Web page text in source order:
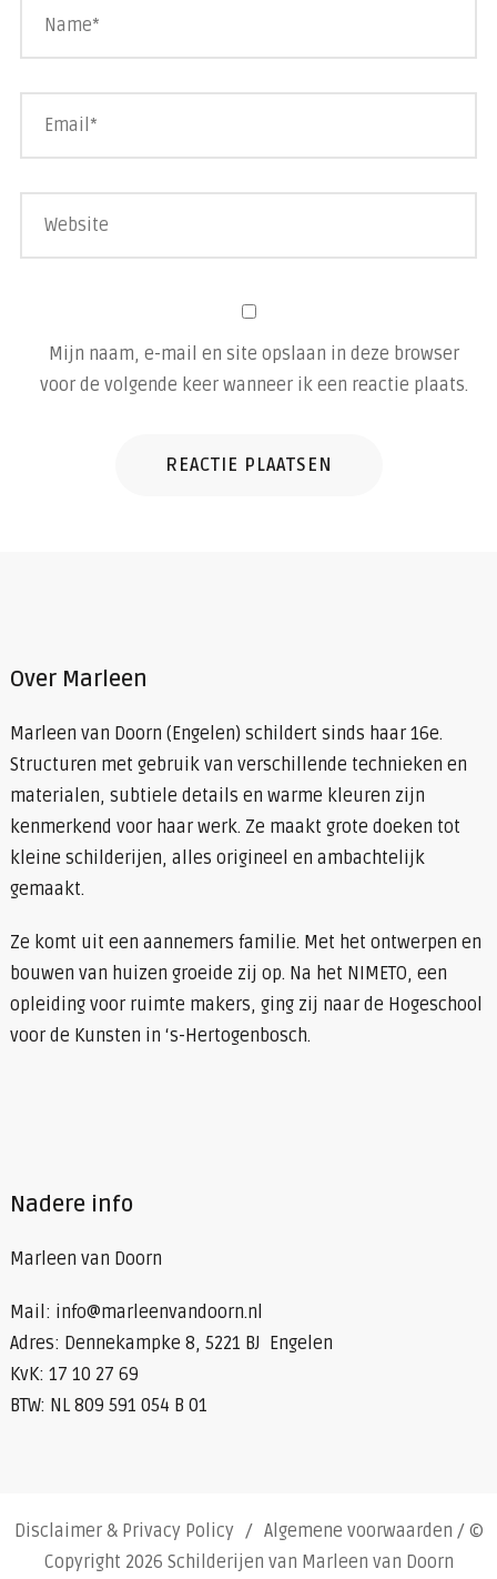
Mijn naam, e-mail en site opslaan in deze browser
voor de volgende keer wanneer ik een reactie plaats.
Over Marleen
Marleen van Doorn (Engelen) schildert sinds haar 16e.
Structuren met gebruik van verschillende technieken en
materialen, subtiele details en warme kleuren zijn
kenmerkend voor haar werk. Ze maakt grote doeken tot
kleine schilderijen, alles origineel en ambachtelijk
gemaakt.
Ze komt uit een aannemers familie. Met het ontwerpen en
bouwen van huizen groeide zij op. Na het NIMETO, een
opleiding voor ruimte makers, ging zij naar de Hogeschool
voor de Kunsten in ‘s-Hertogenbosch.
Nadere info
Marleen van Doorn
Mail: info@marleenvandoorn.nl
Adres: Dennekampke 8, 5221 BJ Engelen
KvK: 17 10 27 69
BTW: NL 809 591 054 B 01
Disclaimer & Privacy Policy Algemene voorwaarden / ©
Copyright 2026 Schilderijen van Marleen van Doorn